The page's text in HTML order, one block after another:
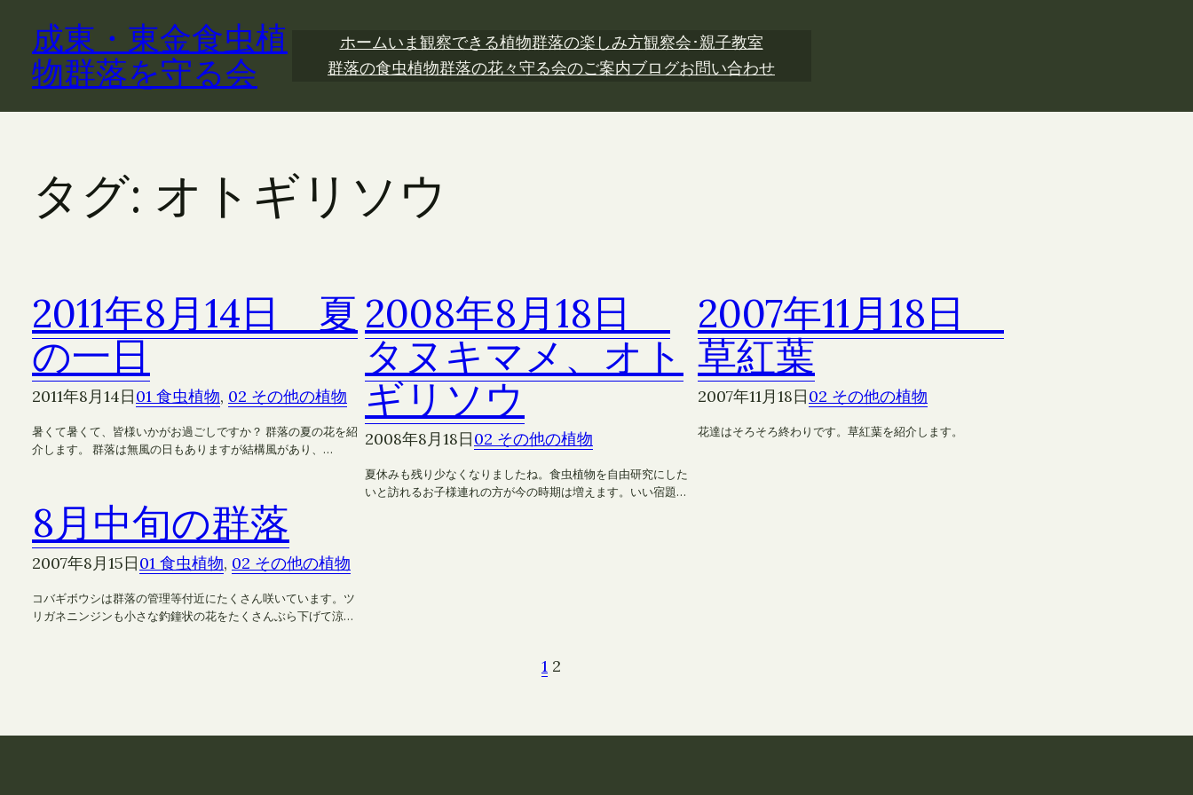
キ
成東・東金食虫植
物群落を守る会
ホームいま観察できる植物群落の楽しみ方観察会･親子教室
群落の食虫植物群落の花々守る会のご案内ブログお問い合わせ
タグ: オトギリソウ
2011年8月14日 夏
の一日
2011年8月14日01 食虫植物, 02 その他の植物
暑くて暑くて、皆様いかがお過ごしですか？ 群落の夏の花を紹
介します。 群落は無風の日もありますが結構風があり、…
2008年8月18日
タヌキマメ、オト
ギリソウ
2008年8月18日02 その他の植物
夏休みも残り少なくなりましたね。食虫植物を自由研究にした
いと訪れるお子様連れの方が今の時期は増えます。いい宿題…
2007年11月18日
草紅葉
2007年11月18日02 その他の植物
花達はそろそろ終わりです。草紅葉を紹介します。
8月中旬の群落
2007年8月15日01 食虫植物, 02 その他の植物
コバギボウシは群落の管理等付近にたくさん咲いています。ツ
リガネニンジンも小さな釣鐘状の花をたくさんぶら下げて涼…
1 2